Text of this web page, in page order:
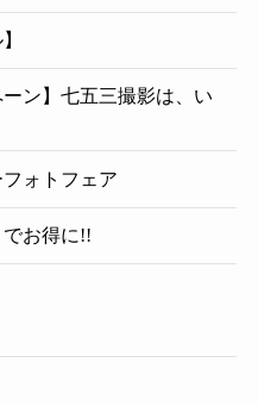
ーン】七五三撮影は、い
ォトフェア
お得に!!